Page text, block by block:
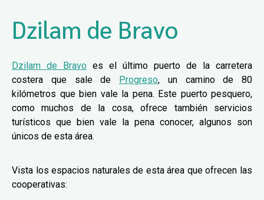
Dzilam de Bravo
Dzilam de Bravo es el último puerto de la carretera
costera que sale de
Progreso, un camino de 80
kilómetros que bien vale la pena. Este puerto pesquero,
como muchos de la cosa, ofrece también servicios
turísticos que bien vale la pena conocer, algunos son
únicos de esta área.
Vista los espacios naturales de esta área que ofrecen las
cooperativas: